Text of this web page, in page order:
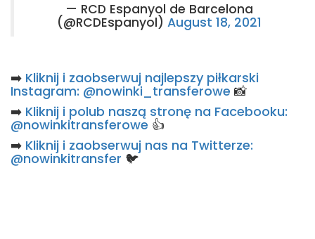
— RCD Espanyol de Barcelona
(@RCDEspanyol) August 18, 2021
➡️ Kliknij i zaobserwuj najlepszy piłkarski
Instagram: @nowinki_transferowe 📸
➡️ Kliknij i polub naszą stronę na Facebooku:
@nowinkitransferowe 👍
➡️ Kliknij i zaobserwuj nas na Twitterze:
@nowinkitransfer 🐦